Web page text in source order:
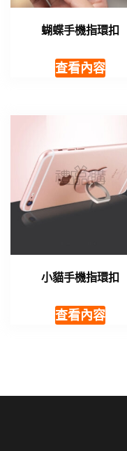
蝴蝶手機指環扣
查看內容
小貓手機指環扣
查看內容